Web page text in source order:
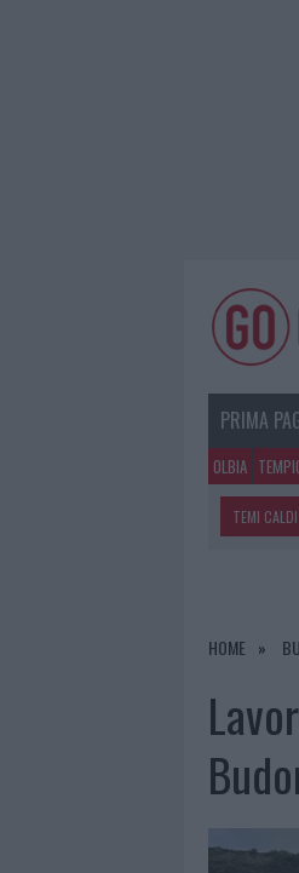
PRIMA
OLBIA
TEMI CALDI
7
HOME